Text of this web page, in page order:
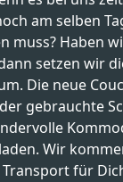
am selben
muss? Haben
setzen wir
Die neue
gebrauchte
Wir
für